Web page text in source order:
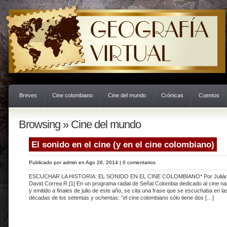
Breves Cine colombiano Cine del mundo Crónicas Cuentos
Browsing » Cine del mundo
El sonido en el cine (y en el cine colombiano)
Publicado poradmin en Ago 26, 2014 | 0 comentarios
ESCUCHAR LA HISTORIA: EL SONIDO EN EL CINE COLOMBIANO* Por
David Correa R.[1] En un programa radial de Señal Colombia dedicado al cine
y emitido a finales de julio de este año, se cita una frase que se escuchaba en
décadas de los setentas y ochentas: “el cine colombiano sólo tiene dos […]